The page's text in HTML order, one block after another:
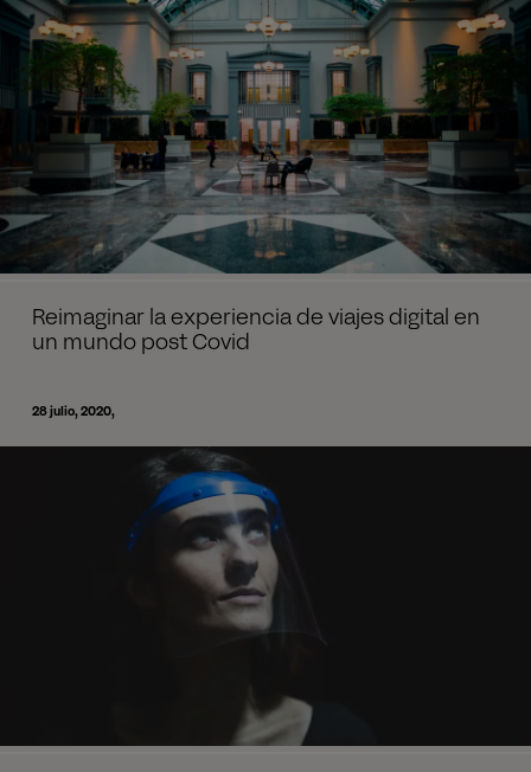
Reimaginar la experiencia de viajes digital en
un mundo post Covid
28 julio, 2020